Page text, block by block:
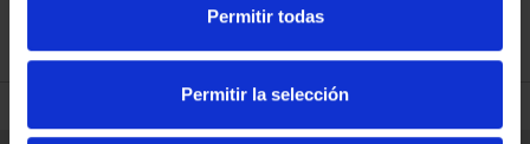
Permitir todas
Permitir la selección
REFINE